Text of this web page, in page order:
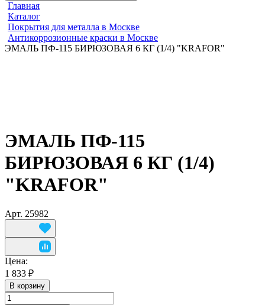
Главная
Каталог
Покрытия для металла в Москве
Антикоррозионные краски в Москве
ЭМАЛЬ ПФ-115 БИРЮЗОВАЯ 6 КГ (1/4) "KRAFOR"
ЭМАЛЬ ПФ-115
БИРЮЗОВАЯ 6 КГ (1/4)
"KRAFOR"
Арт. 25982
Цена:
1 833 ₽
В корзину